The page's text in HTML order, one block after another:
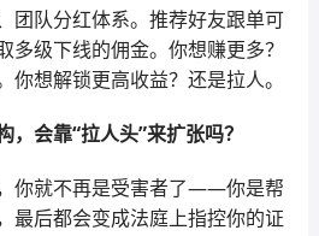
团队分红体系。推荐好友跟单可
多级下线的佣金。你想赚更多？
想解锁更高收益？还是拉人。
会靠“拉人头”来扩张吗？
你就不再是受害者了——你是帮
最后都会变成法庭上指控你的证